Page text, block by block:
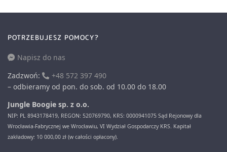
POTRZEBUJESZ POMOCY?
Napisz do nas
Zadzwoń:
+48 572 397 490
– odbieramy od pon. do sob. od 10.00 do 18.00
Jungle Boogie sp. z o.o.
NIP: PL 8943178419, REGON: 520769790, KRS: 0000941075 Sąd Rejonowy dla
Wrocławia-Fabrycznej we Wrocławiu, VI Wydział Gospodarczy KRS. Kapitał
zakładowy: 10 000,00 zł (w całości opłacony).